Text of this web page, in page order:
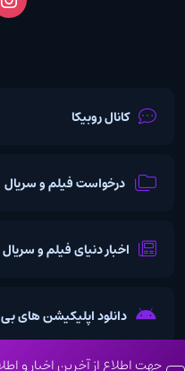
جهت اطلاع از آخرین اخبار و
کانال روبیکا
درخواست فیلم و سریال
اخبار دنیای فیلم و سریال
دانلود اپلیکیشن های